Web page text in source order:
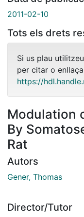
2011-02-10
Tots els drets
Si us plau
per citar o
https://
Modulation
By
Rat
Autors
Gener, Thomas
Director/Tutor